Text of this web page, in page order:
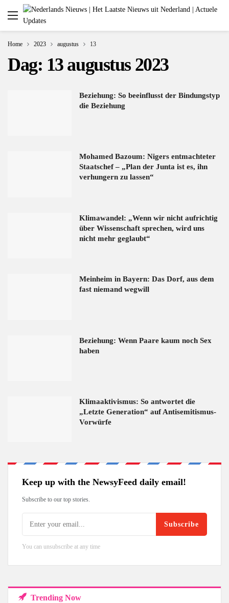
Home 2023 augustus 13
Dag: 13 augustus 2023
Beziehung: So beeinflusst der Bindungstyp
die Beziehung
Mohamed Bazoum: Nigers entmachteter
Staatschef – „Plan der Junta ist es, ihn
verhungern zu lassen“
Klimawandel: „Wenn wir nicht aufrichtig
über Wissenschaft sprechen, wird uns
nicht mehr geglaubt“
Meinheim in Bayern: Das Dorf, aus dem
fast niemand wegwill
Beziehung: Wenn Paare kaum noch Sex
haben
Klimaaktivismus: So antwortet die
„Letzte Generation“ auf Antisemitismus-
Vorwürfe
Keep up with the NewsyFeed daily email!
Subscribe to our top stories.
Subscribe
You can unsubscribe at any time
Trending Now